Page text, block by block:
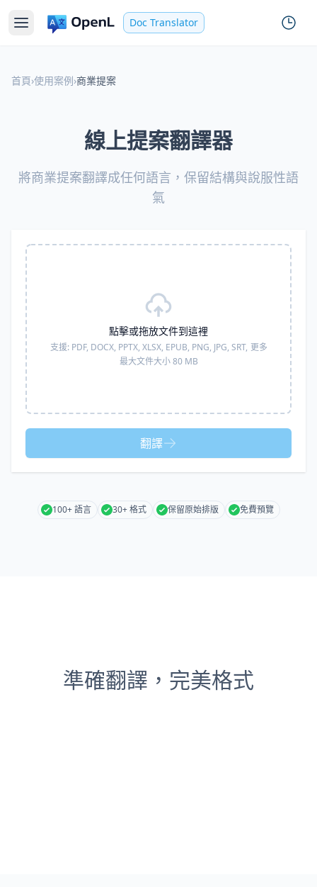
Doc Translator
首頁›使用案例›商業提案
線上提案翻譯器
將商業提案翻譯成任何語言，保留結構與說服性語
氣
點擊或拖放文件到這裡
支援: PDF, DOCX, PPTX, XLSX, EPUB, PNG, JPG, SRT, 更多
最大文件大小 80 MB
翻譯
100+ 語言 30+ 格式 保留原始排版 免費預覽
準確翻譯，完美格式